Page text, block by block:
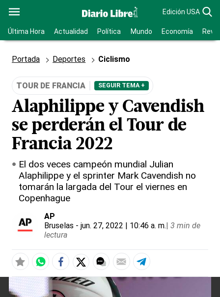
Edición USA
Última Hora Actualidad Política Mundo Economía
Portada Deportes Ciclismo
TOUR DE FRANCIA SEGUIR TEMA +
Alaphilippe y Cavendish
se perderán el Tour de
Francia 2022
El dos veces campeón mundial Julian
Alaphilippe y el sprinter Mark Cavendish no
tomarán la largada del Tour el viernes en
Copenhague
AP
Bruselas - jun. 27, 2022 | 10:46 a. m.| 3 min de
lectura